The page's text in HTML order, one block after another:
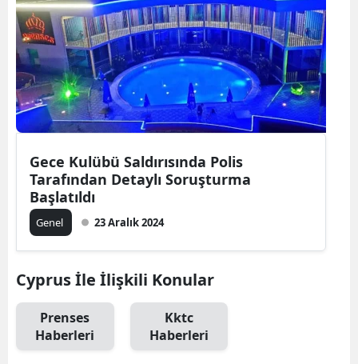
Gece Kulübü Saldırısında Polis
Tarafından Detaylı Soruşturma
Başlatıldı
Genel 23 Aralık 2024
Cyprus İle İlişkili Konular
Prenses
Haberleri
Kktc
Haberleri